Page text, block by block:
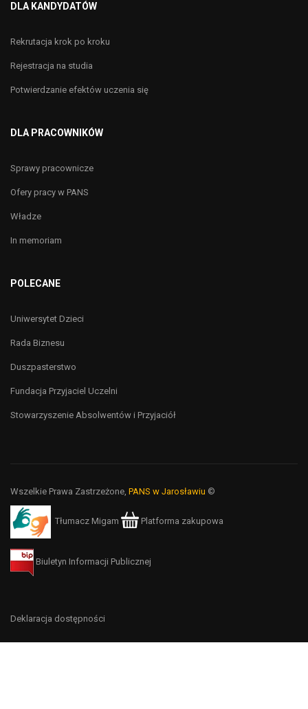
DLA KANDYDATÓW
Rekrutacja krok po kroku
Rejestracja na studia
Potwierdzanie efektów uczenia się
DLA PRACOWNIKÓW
Sprawy pracownicze
Ofery pracy w PANS
Władze
In memoriam
POLECANE
Uniwersytet Dzieci
Rada Biznesu
Duszpasterstwo
Fundacja Przyjaciel Uczelni
Stowarzyszenie Absolwentów i Przyjaciół
Wszelkie Prawa Zastrzeżone, PANS w Jarosławiu ©
Tłumacz Migam Platforma zakupowa
Biuletyn Informacji Publicznej
Deklaracja dostępności